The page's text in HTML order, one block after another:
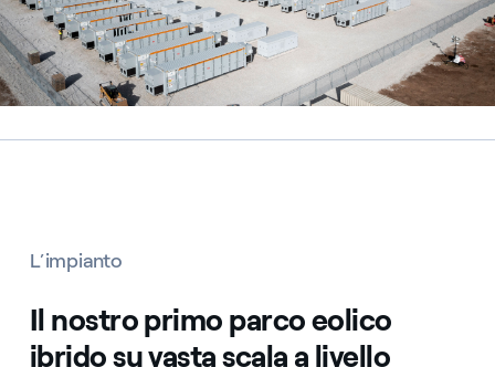
L’impianto
Il nostro primo parco eolico
ibrido su vasta scala a livello